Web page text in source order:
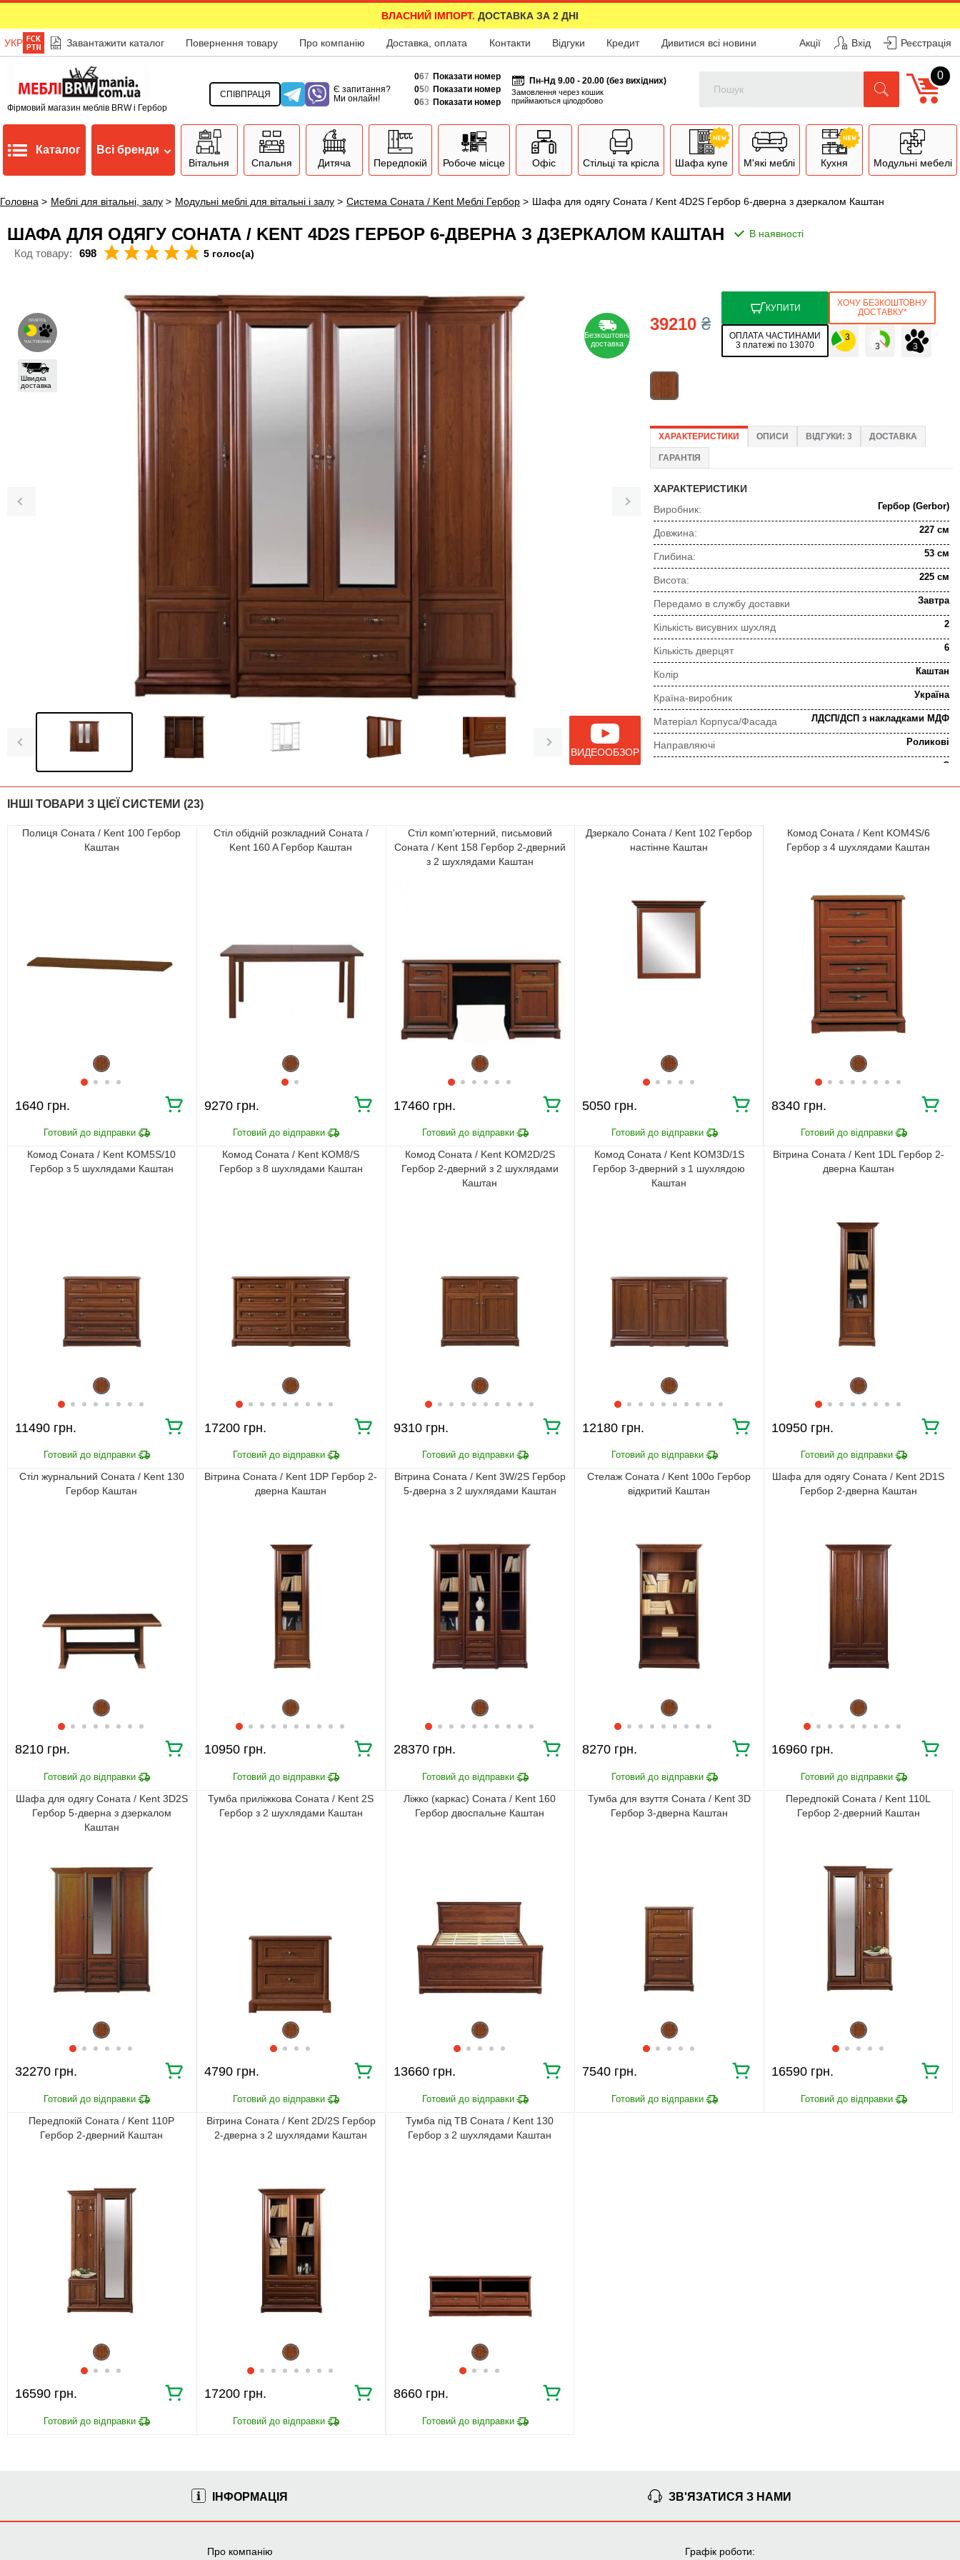
ВЛАСНИЙ ІМПОРТ. ДОСТАВКА ЗА 2 ДНІ
УКР Завантажити каталог Повернення товару Про компанію Доставка, оплата Контакти Відгуки Кредит Дивитися всі новини Акції Вхід Реєстрація
Фірмовий магазин меблів BRW і Гербор
СПІВПРАЦЯ
Є запитання?
Ми онлайн!
067 Показати номер
050 Показати номер
063 Показати номер
Пн-Нд 9.00 - 20.00 (без вихідних)
Замовлення через кошик
приймаються цілодобово
0
Каталог Всі бренди
Вітальня Спальня Дитяча Передпокій Робоче місце Офіс Стільці та крісла Шафа купе М'які меблі Кухня Модульні мебелі
Головна > Меблі для вітальні, залу > Модульні меблі для вітальні і залу > Система Соната / Kent Меблі Гербор > Шафа для одягу Соната / Kent 4D2S Гербор 6-дверна з дзеркалом Каштан
ШАФА ДЛЯ ОДЯГУ СОНАТА / KENT 4D2S ГЕРБОР 6-ДВЕРНА З ДЗЕРКАЛОМ КАШТАН
Код товару: 698 5 голос(а)
ВИДЕООБЗОР
39210₴
КУПИТИ
ХОЧУ БЕЗКОШТОВНУ
ДОСТАВКУ*
ОПЛАТА ЧАСТИНАМИ
3 платежі по 13070
ХАРАКТЕРИСТИКИ ОПИСИ ВІДГУКИ: 3 ДОСТАВКА
ГАРАНТІЯ
ХАРАКТЕРИСТИКИ
Виробник:
Гербор (Gerbor)
Довжина: 227 см
Глибина: 53 см
Висота: 225 см
Передамо в службу доставки Завтра
Кількість висувних шухляд 2
Кількість дверцят 6
Колір Каштан
Країна-виробник Україна
Матеріал Корпуса/Фасада ЛДСП/ДСП з накладками МДФ
Направляючі Роликові
Є
Класичний, Прованс
ПОРЯДОК ВИКОНАННЯ ЗАМОВЛЕННЯ
Попередня консультація Прорахунок замовлення
Доставка додому
Ми уважно стежимо за виконанням замовлення на всіх
етапах від попереднього розрахунку до отримання
ЧОМУ КУПУЮТЬ НА
BRWMANIA.COM.UA
СМАК
ДОСТАВКА ЗА 2 ДНІ
СПЛАЧУЙ АВАНС, А
ОТРИМАННІ
ПЛАТИ ЧАСТИНАМИ
БЕЗ КОМІСІЙ
ІНШІ ТОВАРИ З ЦІЄЇ СИСТЕМИ (23)
Полиця Соната / Kent 100 Гербор
Каштан
1640 грн.
Стіл обідній розкладний Соната /
Kent 160 A Гербор Каштан
9270 грн.
Стіл комп'ютерний, письмовий
Соната / Kent 158 Гербор 2-дверний
з 2 шухлядами Каштан
17460 грн.
Дзеркало Соната / Kent 102 Гербор
настінне Каштан
5050 грн.
Комод Соната / Kent KOM4S/6
Гербор з 4 шухлядами Каштан
8340 грн.
Комод Соната / Kent KOM5S/10
Гербор з 5 шухлядами Каштан
11490 грн.
Комод Соната / Kent KOM8/S
Гербор з 8 шухлядами Каштан
17200 грн.
Комод Соната / Kent KOM2D/2S
Гербор 2-дверний з 2 шухлядами
Каштан
9310 грн.
Комод Соната / Kent KOM3D/1S
Гербор 3-дверний з 1 шухлядою
Каштан
12180 грн.
Вітрина Соната / Kent 1DL Гербор 2-
дверна Каштан
10950 грн.
Стіл журнальний Соната / Kent 130
Гербор Каштан
8210 грн.
Вітрина Соната / Kent 1DP Гербор 2-
дверна Каштан
10950 грн.
Вітрина Соната / Kent 3W/2S Гербор
5-дверна з 2 шухлядами Каштан
28370 грн.
Стелаж Соната / Kent 100о Гербор
відкритий Каштан
8270 грн.
Шафа для одягу Соната / Kent 2D1S
Гербор 2-дверна Каштан
16960 грн.
Шафа для одягу Соната / Kent 3D2S
Гербор 5-дверна з дзеркалом
Каштан
32270 грн.
Тумба приліжкова Соната / Kent 2S
Гербор з 2 шухлядами Каштан
4790 грн.
Ліжко (каркас) Соната / Kent 160
Гербор двоспальне Каштан
13660 грн.
Тумба для взуття Соната / Kent 3D
Гербор 3-дверна Каштан
7540 грн.
Передпокій Соната / Kent 110L
Гербор 2-дверний Каштан
16590 грн.
Передпокій Соната / Kent 110P
Гербор 2-дверний Каштан
16590 грн.
Вітрина Соната / Kent 2D/2S Гербор
2-дверна з 2 шухлядами Каштан
17200 грн.
Тумба під ТВ Соната / Kent 130
Гербор з 2 шухлядами Каштан
8660 грн.
ІНФОРМАЦІЯ
Про компанію
ЗВ'ЯЗАТИСЯ З НАМИ
Графік роботи: